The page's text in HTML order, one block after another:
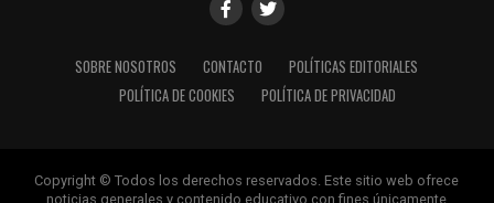
SOBRE NOSOTROS CONTACTO
POLÍTICAS EDITORIALES
POLÍTICA DE COOKIES
POLÍTICA DE PRIVACIDAD
Copyright © Todos los derechos reservados. Este sitio web ofrece
noticias generales y contenido educativo con fines únicamente